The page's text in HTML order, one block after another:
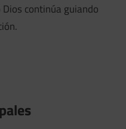
continúa guiando